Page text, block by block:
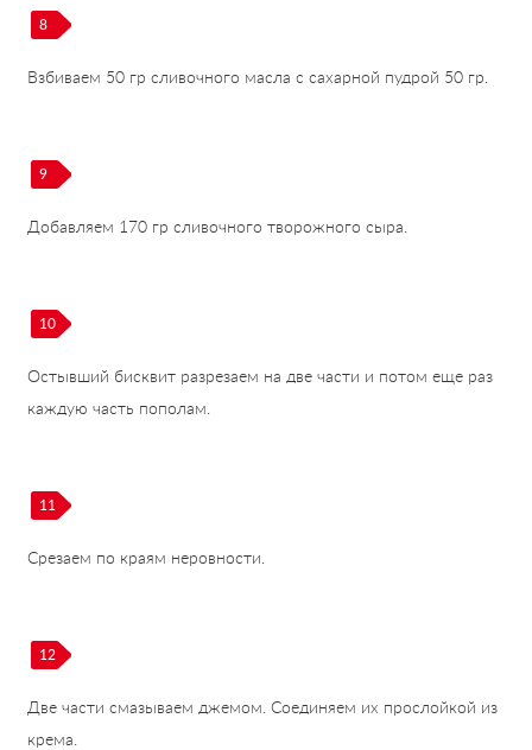
8
Взбиваем 50 гр сливочного масла с сахарной пудрой 50 гр.
9
Добавляем 170 гр сливочного творожного сыра.
10
Остывший бисквит разрезаем на две части и потом еще раз
каждую часть пополам.
11
Срезаем по краям неровности.
12
Две части смазываем джемом. Соединяем их прослойкой из
крема.